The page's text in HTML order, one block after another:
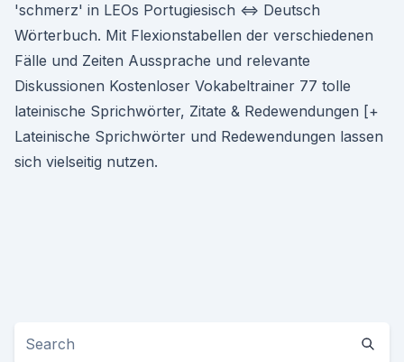
'schmerz' in LEOs Portugiesisch ⇔ Deutsch
Wörterbuch. Mit Flexionstabellen der verschiedenen
Fälle und Zeiten Aussprache und relevante
Diskussionen Kostenloser Vokabeltrainer 77 tolle
lateinische Sprichwörter, Zitate & Redewendungen [+
Lateinische Sprichwörter und Redewendungen lassen
sich vielseitig nutzen.